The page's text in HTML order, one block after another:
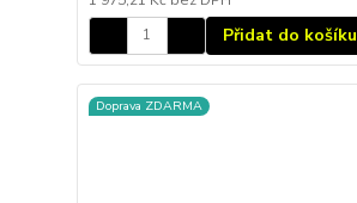
Přidat do košíku
Doprava ZDARMA